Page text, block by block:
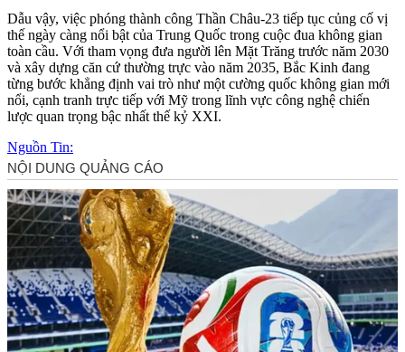
Dẫu vậy, việc phóng thành công Thần Châu-23 tiếp tục củng cố vị
thế ngày càng nổi bật của Trung Quốc trong cuộc đua không gian
toàn cầu. Với tham vọng đưa người lên Mặt Trăng trước năm 2030
và xây dựng căn cứ thường trực vào năm 2035, Bắc Kinh đang
từng bước khẳng định vai trò như một cường quốc không gian mới
nổi, cạnh tranh trực tiếp với Mỹ trong lĩnh vực công nghệ chiến
lược quan trọng bậc nhất thế kỷ XXI.
Nguồn Tin: